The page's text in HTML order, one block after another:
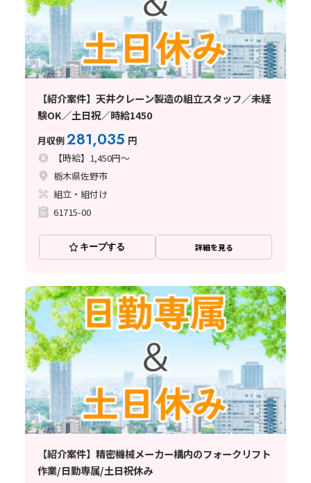
【紹介案件】天井クレーン製造の組立スタッフ／未経
験OK／土日祝／時給1450
月収例281,035 円
【時給】1,450円～
栃木県佐野市
組立・組付け
61715-00
キープする 詳細を見る
【紹介案件】精密機械メーカー構内のフォークリフト
作業/日勤専属/土日祝休み